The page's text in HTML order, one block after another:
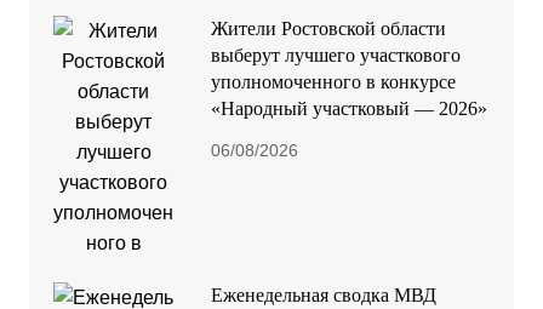
Жители Ростовской области
выберут лучшего участкового
уполномоченного в конкурсе
«Народный участковый — 2026»
06/08/2026
Еженедельная сводка МВД